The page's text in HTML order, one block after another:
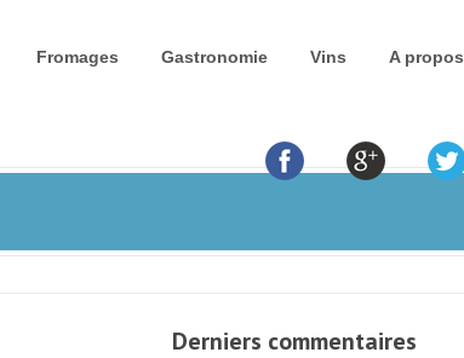
Fromages Gastronomie Vins A propos
Derniers commentaires